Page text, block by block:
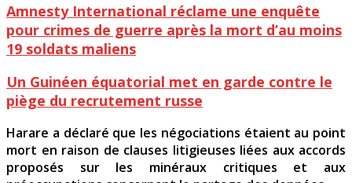
Amnesty International réclame une enquête
pour crimes de guerre après la mort d’au moins
19 soldats maliens
Un Guinéen équatorial met en garde contre le
piège du recrutement russe
Harare a déclaré que les négociations étaient au point
mort en raison de clauses litigieuses liées aux accords
proposés sur les minéraux critiques et aux